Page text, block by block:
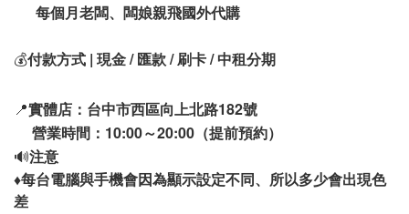
每個月老闆、闆娘親飛國外代購
💰付款方式 | 現金 / 匯款 / 刷卡 / 中租分期
📍實體店：台中市西區向上北路182號
營業時間：10:00～20:00（提前預約）
🔊注意
♦️每台電腦與手機會因為顯示設定不同、所以多少會出現色
差